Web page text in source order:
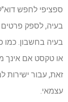
ספציפי לחפש
בעיה, לספק פרטים
בעיה בחשבון. כמו
או טקסט אם אינך
זאת, עבור ישירות
עצמאי.